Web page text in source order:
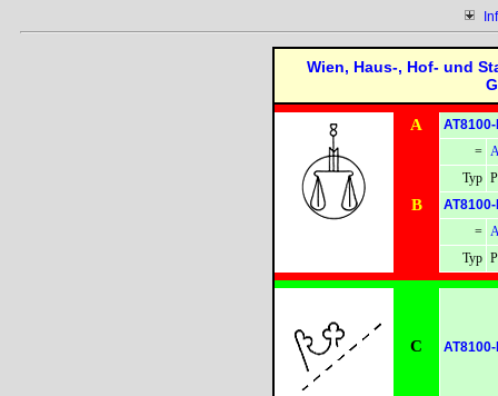
Wien, Haus-, Hof- und
A
=
Typ
B
=
Typ
C